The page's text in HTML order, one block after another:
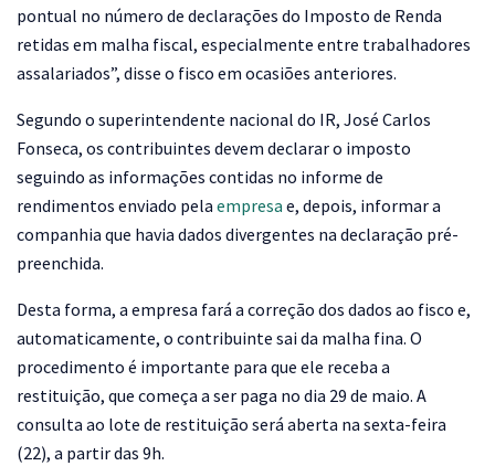
pontual no número de declarações do Imposto de Renda
retidas em malha fiscal, especialmente entre trabalhadores
assalariados”, disse o fisco em ocasiões anteriores.
Segundo o superintendente nacional do IR, José Carlos
Fonseca, os contribuintes devem declarar o imposto
seguindo as informações contidas no informe de
rendimentos enviado pela empresa e, depois, informar a
companhia que havia dados divergentes na declaração pré-
preenchida.
Desta forma, a empresa fará a correção dos dados ao fisco e,
automaticamente, o contribuinte sai da malha fina. O
procedimento é importante para que ele receba a
restituição, que começa a ser paga no dia 29 de maio. A
consulta ao lote de restituição será aberta na sexta-feira
(22), a partir das 9h.